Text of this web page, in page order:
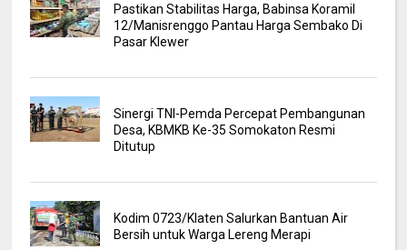
Pastikan Stabilitas Harga, Babinsa Koramil
12/Manisrenggo Pantau Harga Sembako Di
Pasar Klewer
Sinergi TNI-Pemda Percepat Pembangunan
Desa, KBMKB Ke-35 Somokaton Resmi
Ditutup
Kodim 0723/Klaten Salurkan Bantuan Air
Bersih untuk Warga Lereng Merapi